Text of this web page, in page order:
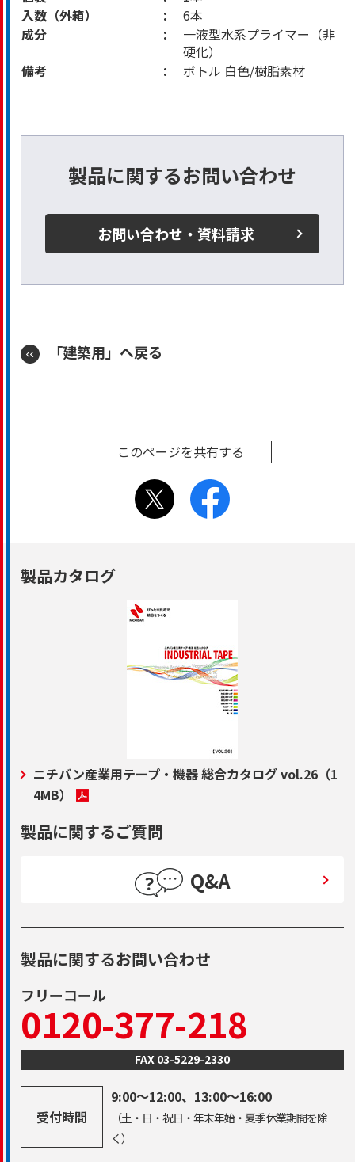
入数（外箱）
6本
成分
一液型水系プライマー（非
硬化）
備考
ボトル 白色/樹脂素材
製品に関するお問い合わせ
お問い合わせ・資料請求
「建築用」へ戻る
このページを共有する
製品カタログ
ニチバン産業用テープ・機器 総合カタログ vol.26 （1
4MB）
製品に関するご質問
Q&A
製品に関するお問い合わせ
フリーコール
0120-377-218
FAX 03-5229-2330
受付時間
9:00～12:00、13:00～16:00
（土・日・祝日・年末年始・夏季休業期間を除
く）